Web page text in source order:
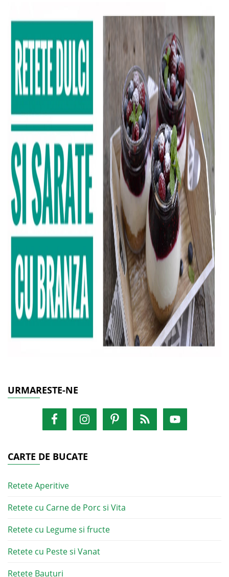
URMARESTE-NE
CARTE DE BUCATE
Retete Aperitive
Retete cu Carne de Porc si Vita
Retete cu Legume si fructe
Retete cu Peste si Vanat
Retete Bauturi